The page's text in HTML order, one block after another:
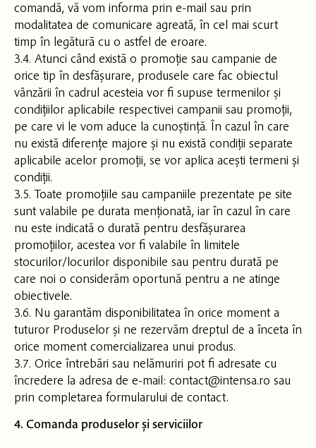
comandă, vă vom informa prin e-mail sau prin
modalitatea de comunicare agreată, în cel mai scurt
timp în legătură cu o astfel de eroare.
3.4. Atunci când există o promoție sau campanie de
orice tip în desfășurare, produsele care fac obiectul
vânzării în cadrul acesteia vor fi supuse termenilor și
condițiilor aplicabile respectivei campanii sau promoții,
pe care vi le vom aduce la cunoștință. În cazul în care
nu există diferențe majore și nu există condiții separate
aplicabile acelor promoții, se vor aplica acești termeni și
condiții.
3.5. Toate promoțiile sau campaniile prezentate pe site
sunt valabile pe durata menționată, iar în cazul în care
nu este indicată o durată pentru desfășurarea
promoțiilor, acestea vor fi valabile în limitele
stocurilor/locurilor disponibile sau pentru durată pe
care noi o considerăm oportună pentru a ne atinge
obiectivele.
3.6. Nu garantăm disponibilitatea în orice moment a
tuturor Produselor și ne rezervăm dreptul de a înceta în
orice moment comercializarea unui produs.
3.7. Orice întrebări sau nelămuriri pot fi adresate cu
încredere la adresa de e-mail: contact@intensa.ro sau
prin completarea formularului de contact.
4. Comanda produselor și serviciilor